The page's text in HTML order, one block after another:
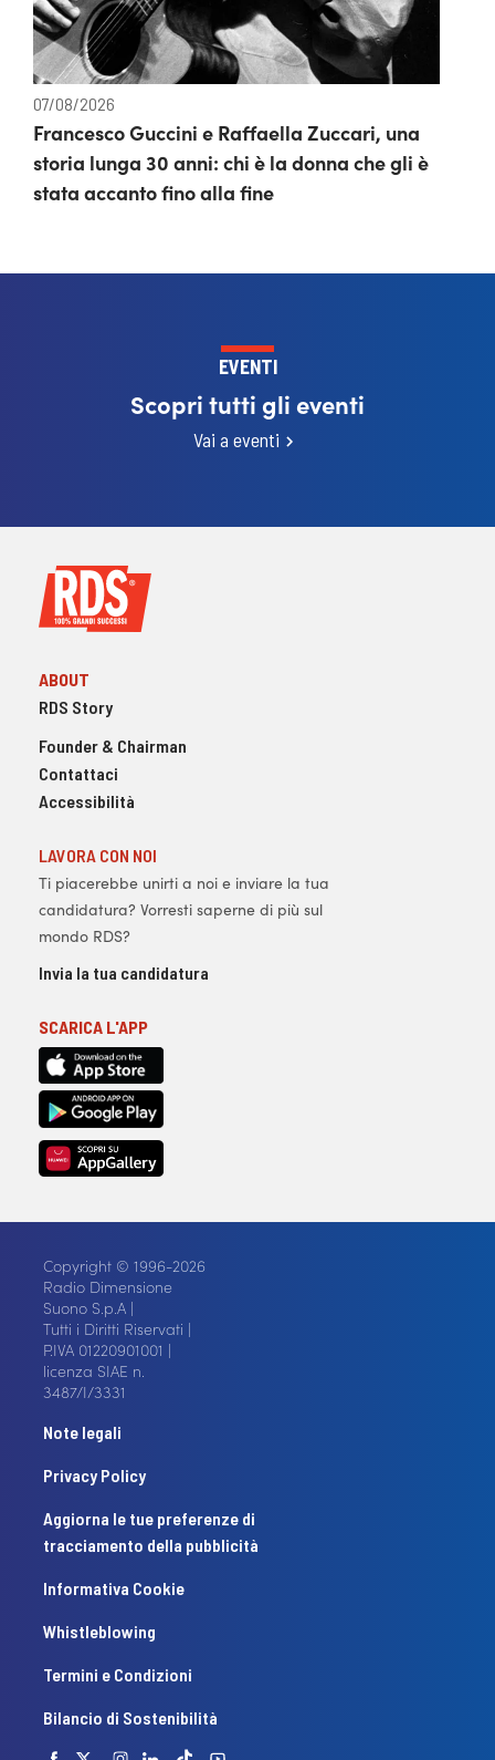
07/08/2026
Francesco Guccini e Raffaella Zuccari, una
storia lunga 30 anni: chi è la donna che gli è
stata accanto fino alla fine
EVENTI
Scopri tutti gli eventi
Vai a eventi
ABOUT
RDS Story
Founder & Chairman
Contattaci
Accessibilità
LAVORA CON NOI
Ti piacerebbe unirti a noi e inviare la tua
candidatura? Vorresti saperne di più sul
mondo RDS?
Invia la tua candidatura
SCARICA L'APP
Copyright © 1996-2026
Radio Dimensione
Suono S.p.A |
Tutti i Diritti Riservati |
P.IVA 01220901001 |
licenza SIAE n.
3487/I/3331
Note legali
Privacy Policy
Aggiorna le tue preferenze di
tracciamento della pubblicità
Informativa Cookie
Whistleblowing
Termini e Condizioni
Bilancio di Sostenibilità